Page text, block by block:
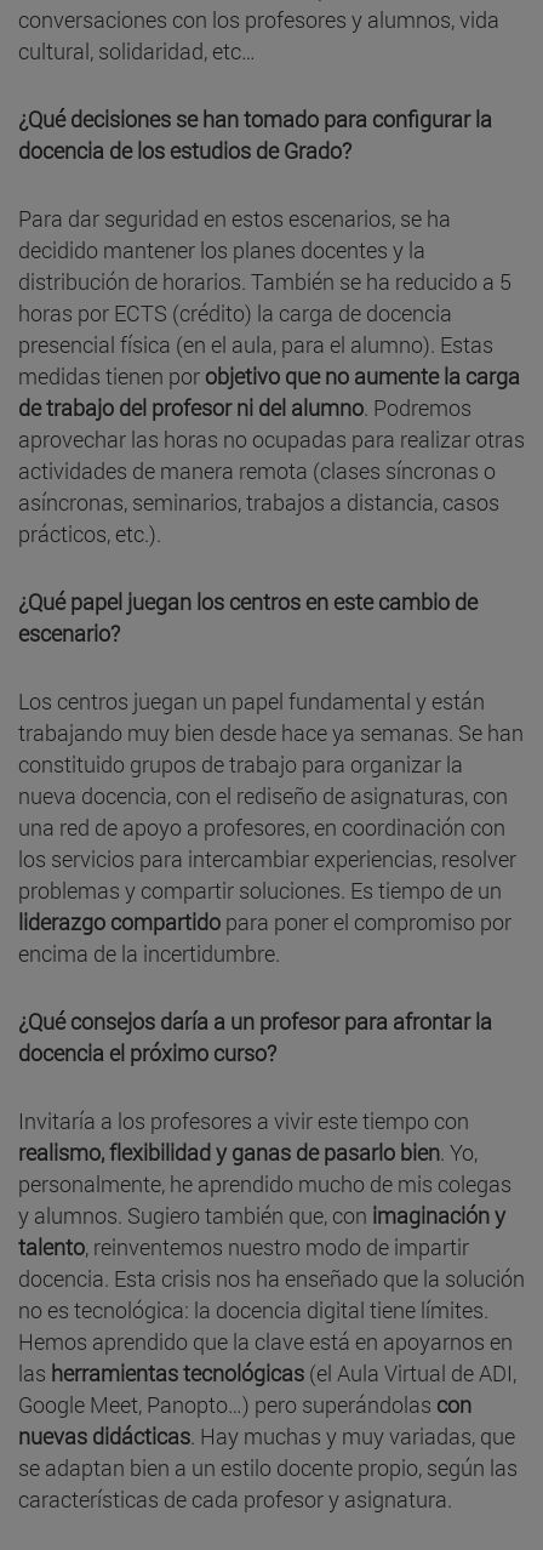
conversaciones con los profesores y alumnos, vida
cultural, solidaridad, etc…
¿Qué decisiones se han tomado para configurar la
docencia de los estudios de Grado?
Para dar seguridad en estos escenarios, se ha
decidido mantener los planes docentes y la
distribución de horarios. También se ha reducido a 5
horas por ECTS (crédito) la carga de docencia
presencial física (en el aula, para el alumno). Estas
medidas tienen por objetivo que no aumente la carga
de trabajo del profesor ni del alumno. Podremos
aprovechar las horas no ocupadas para realizar otras
actividades de manera remota (clases síncronas o
asíncronas, seminarios, trabajos a distancia, casos
prácticos, etc.).
¿Qué papel juegan los centros en este cambio de
escenario?
Los centros juegan un papel fundamental y están
trabajando muy bien desde hace ya semanas. Se han
constituido grupos de trabajo para organizar la
nueva docencia, con el rediseño de asignaturas, con
una red de apoyo a profesores, en coordinación con
los servicios para intercambiar experiencias, resolver
problemas y compartir soluciones. Es tiempo de un
liderazgo compartido para poner el compromiso por
encima de la incertidumbre.
¿Qué consejos daría a un profesor para afrontar la
docencia el próximo curso?
Invitaría a los profesores a vivir este tiempo con
realismo, flexibilidad y ganas de pasarlo bien. Yo,
personalmente, he aprendido mucho de mis colegas
y alumnos. Sugiero también que, con imaginación y
talento, reinventemos nuestro modo de impartir
docencia. Esta crisis nos ha enseñado que la solución
no es tecnológica: la docencia digital tiene límites.
Hemos aprendido que la clave está en apoyarnos en
las herramientas tecnológicas (el Aula Virtual de ADI,
Google Meet, Panopto…) pero superándolas con
nuevas didácticas. Hay muchas y muy variadas, que
se adaptan bien a un estilo docente propio, según las
características de cada profesor y asignatura.